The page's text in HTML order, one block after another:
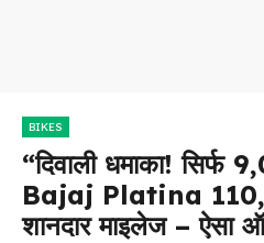
BIKES
“दिवाली धमाका! सिर्फ
Bajaj Platina
शानदार माइलेज – ऐसा